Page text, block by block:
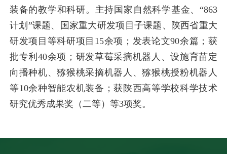
装备的教学和科研。主持国家自然科学基金、“863
计划”课题、国家重大研发项目子课题、陕西省重大
研发项目等科研项目15余项；发表论文90余篇；获
批专利40余项；研发草莓采摘机器人、设施育苗定
向播种机、猕猴桃采摘机器人、猕猴桃授粉机器人
等10余种智能农机装备；获陕西高等学校科学技术
研究优秀成果奖（二等）等3项奖。